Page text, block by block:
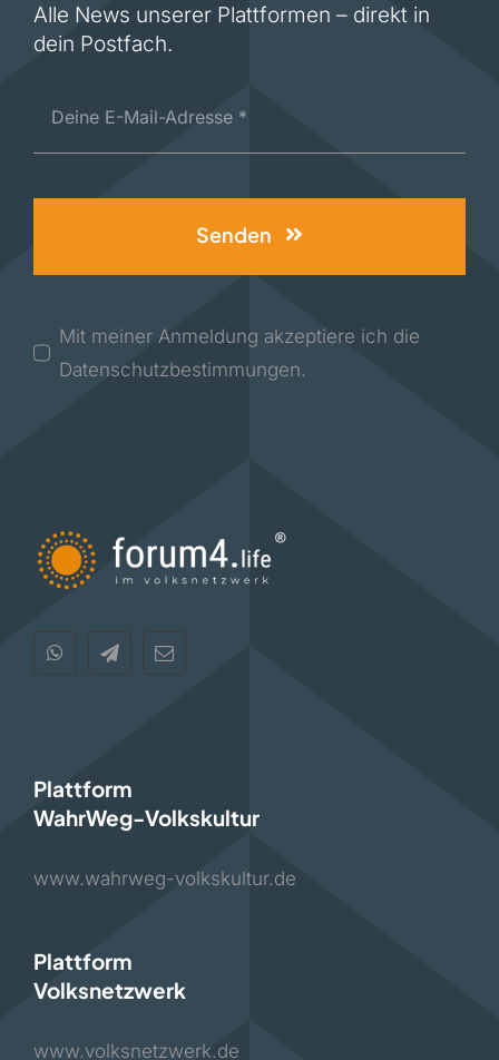
Alle News unserer Plattformen – direkt in
dein Postfach.
Senden
Mit meiner Anmeldung akzeptiere ich die
Datenschutzbestimmungen.
Plattform
WahrWeg-Volkskultur
www.wahrweg-volkskultur.de
Plattform
Volksnetzwerk
www.volksnetzwerk.de